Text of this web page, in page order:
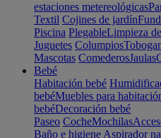
estaciones metereológicas
Textil Cojines de jardín
Piscina PlegableLimpieza
Juguetes Columpios
Mascotas ComederosJaulas
Bebé
Habitación bebé
bebéMuebles para
bebéDecoración bebé
Paseo CocheMochilas
Baño e higiene Aspirador